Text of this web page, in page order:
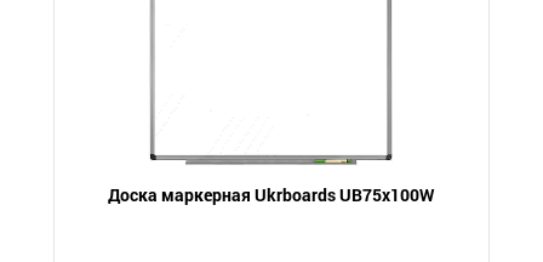
Доска маркерная Ukrboards UB75x100W